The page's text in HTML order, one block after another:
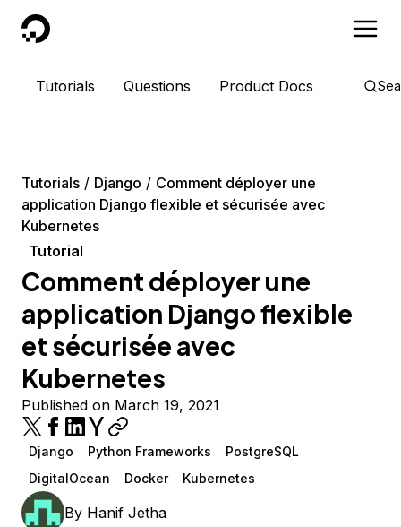
DigitalOcean
Tutorials Questions Product Docs
Tutorials Django
Comment déployer une
application Django flexible et sécurisée avec
Kubernetes
Tutorial
Comment déployer une
application Django flexible
et sécurisée avec
Kubernetes
Published on March 19, 2021
Django Python Frameworks
PostgreSQL
DigitalOcean
Docker Kubernetes
By Hanif Jetha